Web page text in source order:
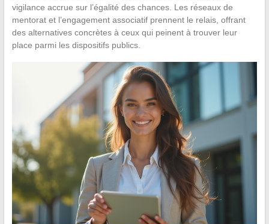
vigilance accrue sur l’égalité des chances. Les réseaux de
mentorat et l’engagement associatif prennent le relais, offrant
des alternatives concrètes à ceux qui peinent à trouver leur
place parmi les dispositifs publics.